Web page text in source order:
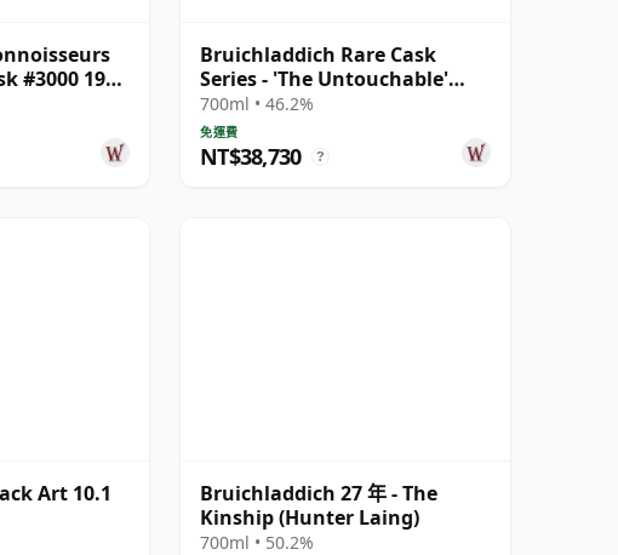
#3000 1990
Bruichladdich Rare Cask
Series - 'The Untouchable'
Islay Single 1988 30 年
700ml • 46.2%
免運費
NT$38,730 ?
Art 10.1
Bruichladdich 27 年 - The
Kinship (Hunter Laing)
700ml • 50.2%